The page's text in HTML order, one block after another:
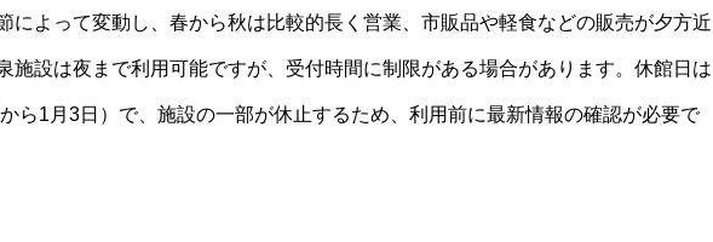
によって変動し、春から秋は比較的長く営業、市販品や軽食などの販売が夕方近
施設は夜まで利用可能ですが、受付時間に制限がある場合があります。休館日は
ら1月3日）で、施設の一部が休止するため、利用前に最新情報の確認が必要で